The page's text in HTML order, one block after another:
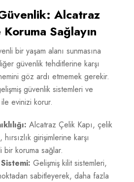
Alcatraz
Sağlayın
bir yaşam alanı sunmasına
güvenlik tehditlerine karşı
göz ardı etmemek gerekir.
güvenlik sistemleri ve
evinizi korur.
Alcatraz Çelik Kapı, çelik
girişimlerine karşı
bir koruma sağlar.
Gelişmiş kilit sistemleri,
sabitleyerek, daha fazla